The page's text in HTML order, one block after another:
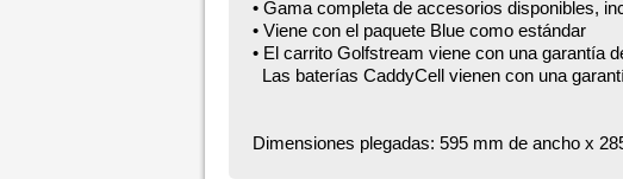
• Gama completa de accesorios disponibles,
• Viene con el paquete Blue como estándar
• El carrito Golfstream viene con una garantía
Las baterías CaddyCell vienen con una
Dimensiones plegadas: 595 mm de ancho x